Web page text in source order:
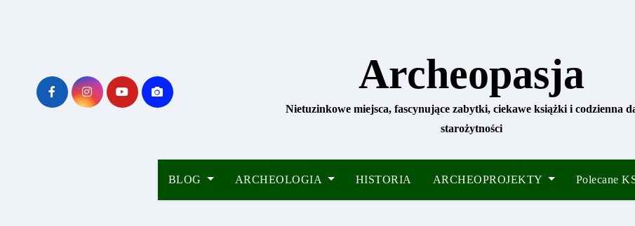
Archeopasja
Nietuzinkowe miejsca, fascynujące zabytki, ciekawe książki i codzienna
starożytności
BLOG ARCHEOLOGIA HISTORIA ARCHEOPROJEKTY Polecane